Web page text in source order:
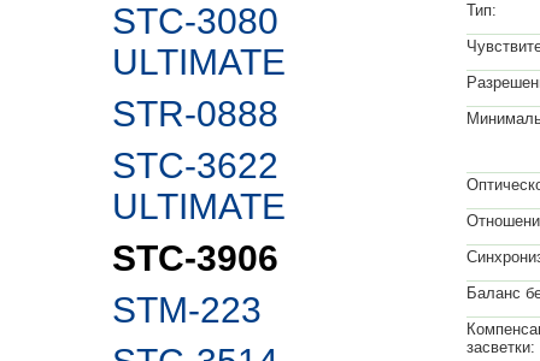
STC-3080
ULTIMATE
STR-0888
STC-3622
ULTIMATE
STC-3906
STM-223
Тип:
Баланс
засветки: